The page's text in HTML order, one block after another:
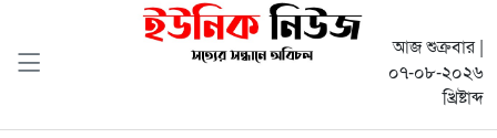
আজ শুক্রবার |
০৭-০৮-২০২৬
খ্রিষ্টাব্দ